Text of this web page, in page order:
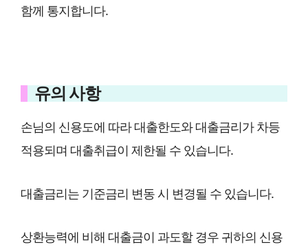
함께 통지합니다.
유의 사항
손님의 신용도에 따라 대출한도와 대출금리가 차등
적용되며 대출취급이 제한될 수 있습니다.
대출금리는 기준금리 변동 시 변경될 수 있습니다.
상환능력에 비해 대출금이 과도할 경우 귀하의 신용